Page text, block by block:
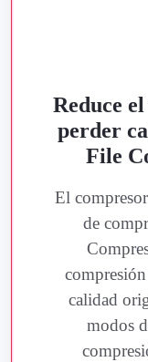
Reduce
perder
File
El
de
calidad
modos